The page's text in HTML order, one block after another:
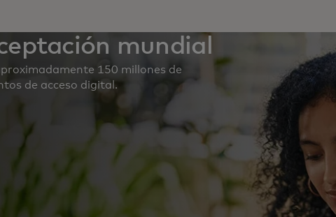
mundial
150 millones de
de acceso digital.